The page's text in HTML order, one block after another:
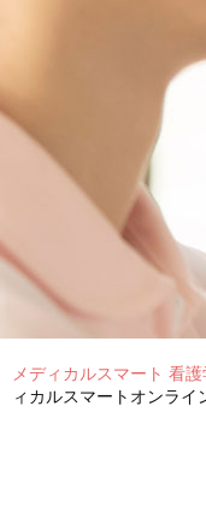
メディカルスマート 看
ィカルスマートオンライ